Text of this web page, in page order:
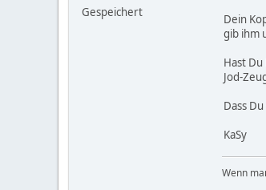
Gespeichert
Dein
gib ihm
Hast
Jod-
Dass
KaSy
Wenn